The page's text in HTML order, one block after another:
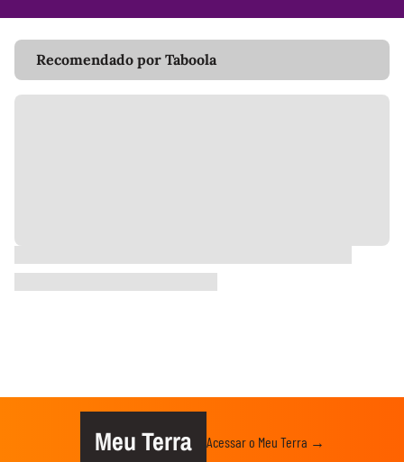
Recomendado por Taboola
Meu Terra Acessar o Meu Terra →